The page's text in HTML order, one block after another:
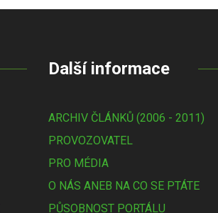
Další informace
ARCHIV ČLÁNKŮ (2006 - 2011)
PROVOZOVATEL
PRO MÉDIA
O NÁS ANEB NA CO SE PTÁTE
PŮSOBNOST PORTÁLU